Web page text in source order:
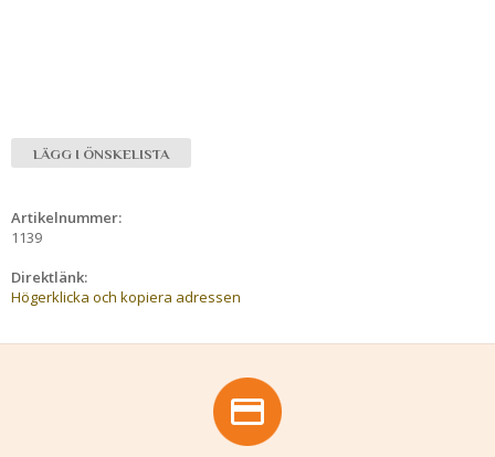
LÄGG I ÖNSKELISTA
Artikelnummer:
1139
Direktlänk:
Högerklicka och kopiera adressen